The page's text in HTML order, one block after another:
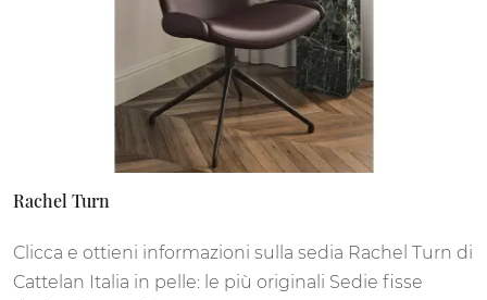
Rachel Turn
Clicca e ottieni informazioni sulla sedia Rachel Turn di
Cattelan Italia in pelle: le più originali Sedie fisse